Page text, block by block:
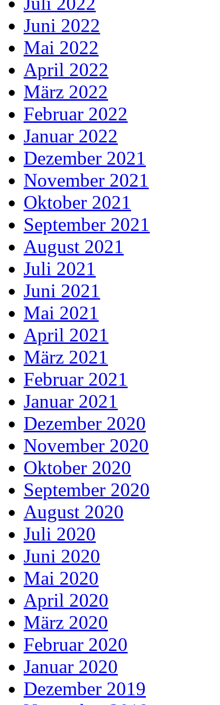
Juni 2022
Mai 2022
April 2022
März 2022
Februar 2022
Januar 2022
Dezember 2021
November 2021
Oktober 2021
September 2021
August 2021
Juli 2021
Juni 2021
Mai 2021
April 2021
März 2021
Februar 2021
Januar 2021
Dezember 2020
November 2020
Oktober 2020
September 2020
August 2020
Juli 2020
Juni 2020
Mai 2020
April 2020
März 2020
Februar 2020
Januar 2020
Dezember 2019